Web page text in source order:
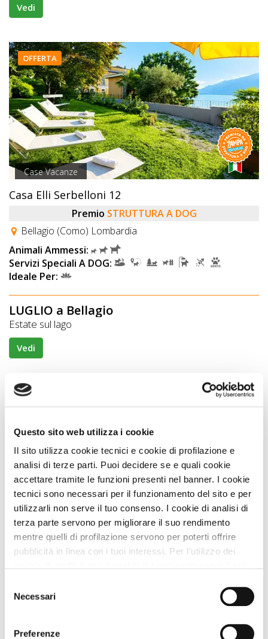
Questo sito web utilizza i cookie
Il sito utilizza cookie tecnici e cookie di profilazione e
analisi di terze parti. Puoi decidere se e quali cookie
accettare tramite le funzioni presenti nel banner. I cookie
tecnici sono necessari per il funzionamento del sito e per
utilizzarli non serve il tuo consenso. I cookie di analisi di
terza parte servono per migliorare il suo rendimento
mentre quelli di profilazione servono per poterti offrire
pubblicità in linea con i tuoi interessi. Per l’utilizzo dei
senza accettare” verranno installati solo i cookie tecnici.
Cliccando il pulsante “Accetta tutto” acconsenti all’utilizzo
di tutti i cookie. Cliccando il pulsante “mostra dettagli”
delNecessari
Preferenze
Vedi
OFFERTA
Case Vacanze
Casa Elli Serbelloni 12
Premio STRUTTURA A DOG
Bellagio (Como) Lombardia
Animali Ammessi:
Servizi Speciali A DOG:
Ideale Per:
LUGLIO a Bellagio
Estate sul lago
Vedi
Bed and Breakfast
Il Picchio
Approvata dai Viaggiatori
Animali Ammessi:
Servizi Speciali A DOG: